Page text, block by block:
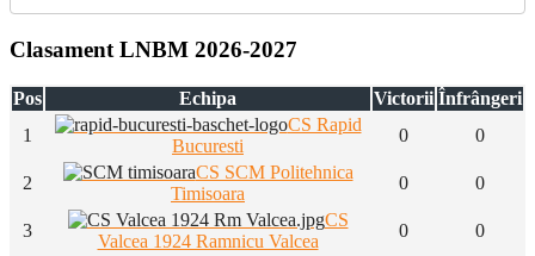
Clasament LNBM 2026-2027
Pos Echipa Victorii Înfrângeri
1
CS Rapid
Bucuresti
0 0
2
CS SCM Politehnica
Timisoara
0 0
3
CS
Valcea 1924 Ramnicu Valcea
0 0